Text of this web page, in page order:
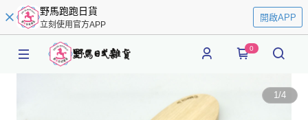
野馬跑跑日貨
立刻使用官方APP
開啟APP
0
1/4